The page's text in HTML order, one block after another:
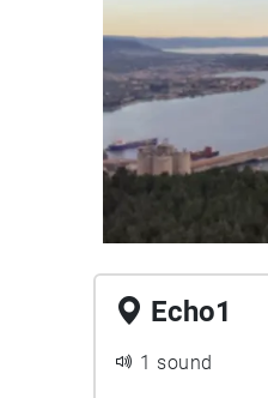
Echo1
1 sound